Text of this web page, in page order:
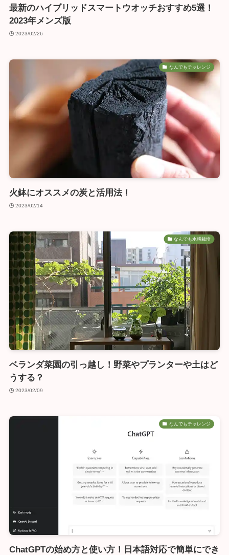
最新のハイブリッドスマートウオッチおすすめ5選！
2023年メンズ版
2023/02/26
なんでもチャレンジ
火鉢にオススメの炭と活用法！
2023/02/14
なんでも水耕栽培
ベランダ菜園の引っ越し！野菜やプランターや土はど
うする？
2023/02/09
なんでもチャレンジ
ChatGPTの始め方と使い方！日本語対応で簡単にでき